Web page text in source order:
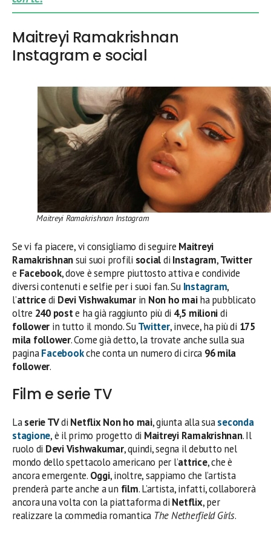
Maitreyi Ramakrishnan
Instagram e social
Maitreyi Ramakrishnan Instagram
Se vi fa piacere, vi consigliamo di seguire Maitreyi
Ramakrishnansui suoi profili socialdi Instagram,Twitter
e Facebook, dove è sempre piuttosto attiva e condivide
diversi contenuti e selfie per i suoi fan. Su Instagram,
l’attricedi Devi Vishwakumarin Non ho maiha pubblicato
oltre 240 poste ha già raggiunto più di 4,5 milionidi
follower in tutto il mondo. SuTwitter, invece, ha più di 175
mila follower. Come già detto, la trovate anche sulla sua
paginaFacebookche conta un numero di circa 96 mila
follower.
Film e serie TV
Laserie TVdi Netflix Non ho mai, giunta alla suaseconda
stagione, è il primo progetto di Maitreyi Ramakrishnan. Il
ruolo di Devi Vishwakumar, quindi, segna il debutto nel
mondo dello spettacolo americano per l’attrice, che è
ancora emergente. Oggi, inoltre, sappiamo che l’artista
prenderà parte anche a un film. L’artista, infatti, collaborerà
ancora una volta con la piattaforma di Netflix, per
realizzare la commedia romantica The Netherfield Girls.